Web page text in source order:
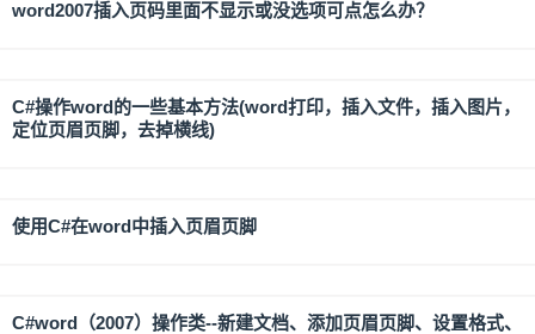
word2007插入页码里面不显示或没选项可点怎么办？
C#操作word的一些基本方法(word打印，插入文件，插入图片，
定位页眉页脚，去掉横线)
使用C#在word中插入页眉页脚
C#word（2007）操作类--新建文档、添加页眉页脚、设置格式、